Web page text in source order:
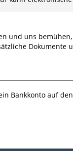
und uns bemühen,
Bankkonto auf